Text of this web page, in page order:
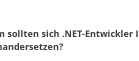
sollten sich .NET-